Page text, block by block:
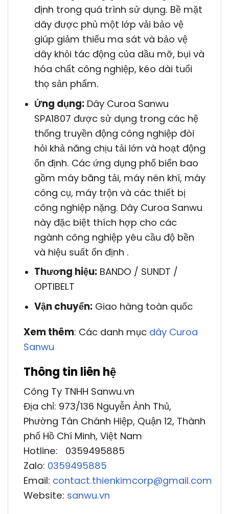
định trong quá trình sử dụng. Bề mặt
dây được phủ một lớp vải bảo vệ
giúp giảm thiểu ma sát và bảo vệ
dây khỏi tác động của dầu mỡ, bụi và
hóa chất công nghiệp, kéo dài tuổi
thọ sản phẩm.
Ứng dụng:Dây Curoa Sanwu
SPA1807 được sử dụng trong các hệ
thống truyền động công nghiệp đòi
hỏi khả năng chịu tải lớn và hoạt động
ổn định. Các ứng dụng phổ biến bao
gồm máy băng tải, máy nén khí, máy
công cụ, máy trộn và các thiết bị
công nghiệp nặng. Dây Curoa Sanwu
này đặc biệt thích hợp cho các
ngành công nghiệp yêu cầu độ bền
và hiệu suất ổn định .
Thương hiệu:BANDO / SUNDT /
OPTIBELT
Vận chuyển:Giao hàng toàn quốc
Xem thêm: Các danh mục dây Curoa
Sanwu
Thông tin liên hệ
Công Ty TNHH Sanwu.vn
Địa chỉ: 973/136 Nguyễn Ảnh Thủ,
Phường Tân Chánh Hiệp, Quận 12, Thành
phố Hồ Chí Minh, Việt Nam
Hotline: 0359495885
Zalo: 0359495885
Email: contact.thienkimcorp@gmail.com
Website: sanwu.vn